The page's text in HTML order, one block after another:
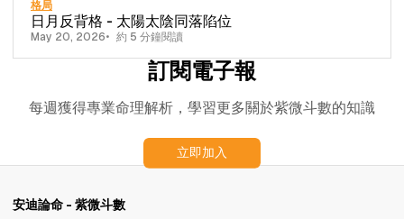
格局
日月反背格 - 太陽太陰同落陷位
May 20, 2026 約 5 分鐘閱讀
訂閱電子報
每週獲得專業命理解析，學習更多關於紫微斗數的知識
立即加入
安迪論命 - 紫微斗數